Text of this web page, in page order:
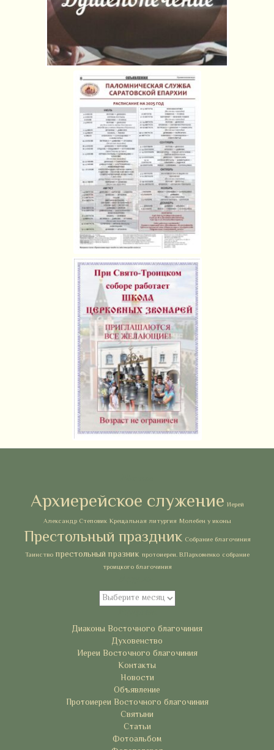
Архиерейское служение Иерей
Александр Степовик Крещальная литургия Молебен у иконы
Престольный праздник Собрание благочиния
Таинство престольный празник протоиереи. В.Пархоменко собрание
троицкого благочиния
Архивы
Диаконы Восточного благочиния
Духовенство
Иереи Восточного благочиния
Контакты
Новости
Объявление
Протоиереи Восточного благочиния
Святыни
Статьи
Фотоальбом